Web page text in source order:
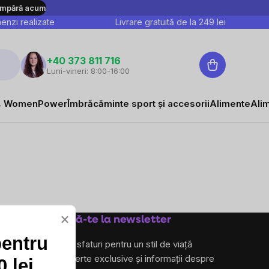
acum
realizate Livrare gratuită de la 249 lei
+40 373 811 716
Luni-vineri: 8:00-16:00
Coş
de
WomenPowerÎmbrăcăminte sport și accesoriiAlimente
Abonează-te la newsletter
și primește sfaturi pentru un stil de viață
sănătos, oferte exclusive și informații despre
×